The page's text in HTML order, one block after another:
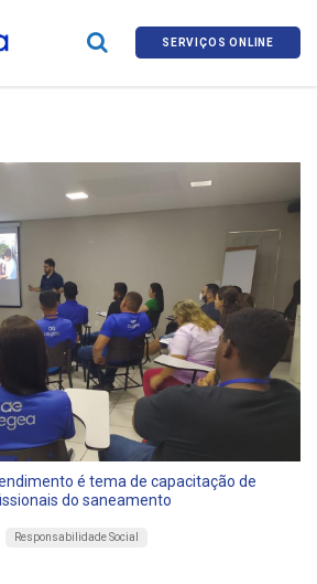
SERVIÇOS ONLINE
é tema de capacitação de
do saneamento
Responsabilidade Social